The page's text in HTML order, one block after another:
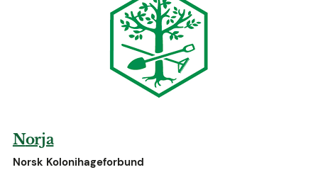
Norja
Norsk Kolonihageforbund